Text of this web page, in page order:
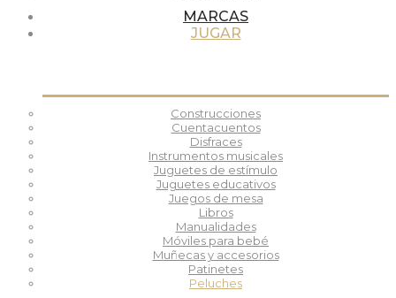
MARCAS
JUGAR
Construcciones
Cuentacuentos
Disfraces
Instrumentos musicales
Juguetes de estímulo
Juguetes educativos
Juegos de mesa
Libros
Manualidades
Móviles para bebé
Muñecas y accesorios
Patinetes
Peluches